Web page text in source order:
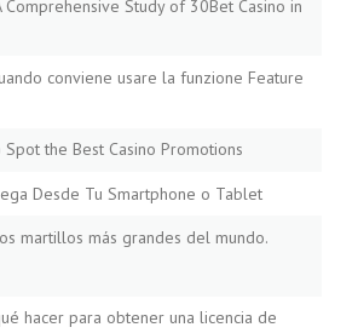
Study of 30Bet Casino in
conviene usare la funzione Feature
the Best Casino Promotions
Desde Tu Smartphone o Tablet
martillos más grandes del mundo.
hacer para obtener una licencia de